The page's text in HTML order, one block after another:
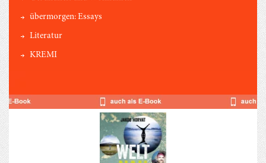
übermorgen: Essays
Literatur
KREMI